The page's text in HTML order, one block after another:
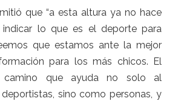
que “a esta altura ya no hace
indicar lo que es el deporte para
que estamos ante la mejor
para los más chicos. El
que ayuda no solo al
sino como personas, y